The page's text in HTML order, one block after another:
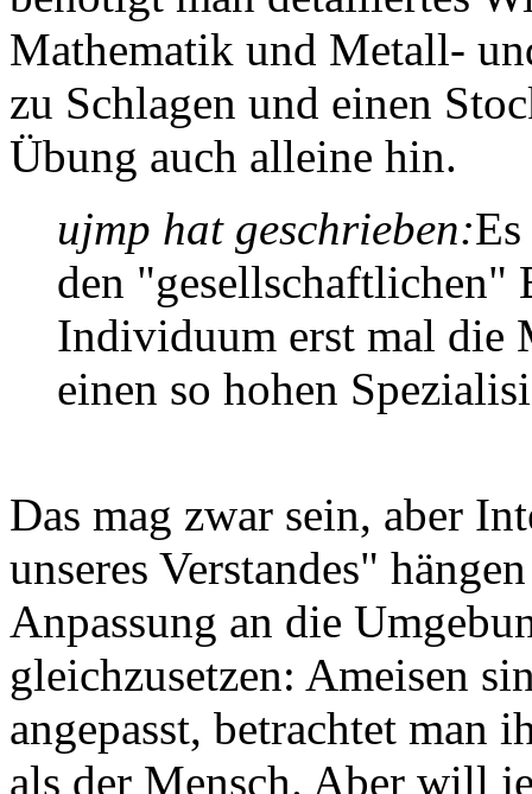
Mathematik und Metall-
zu Schlagen und einen
Übung auch alleine hin.
ujmp hat geschrieben:
den "gesellschaftlichen"
Individuum erst mal die
einen so hohen
Das mag zwar sein, aber
unseres Verstandes"
Anpassung an die
gleichzusetzen: Ameisen
angepasst, betrachtet man
als der Mensch. Aber will